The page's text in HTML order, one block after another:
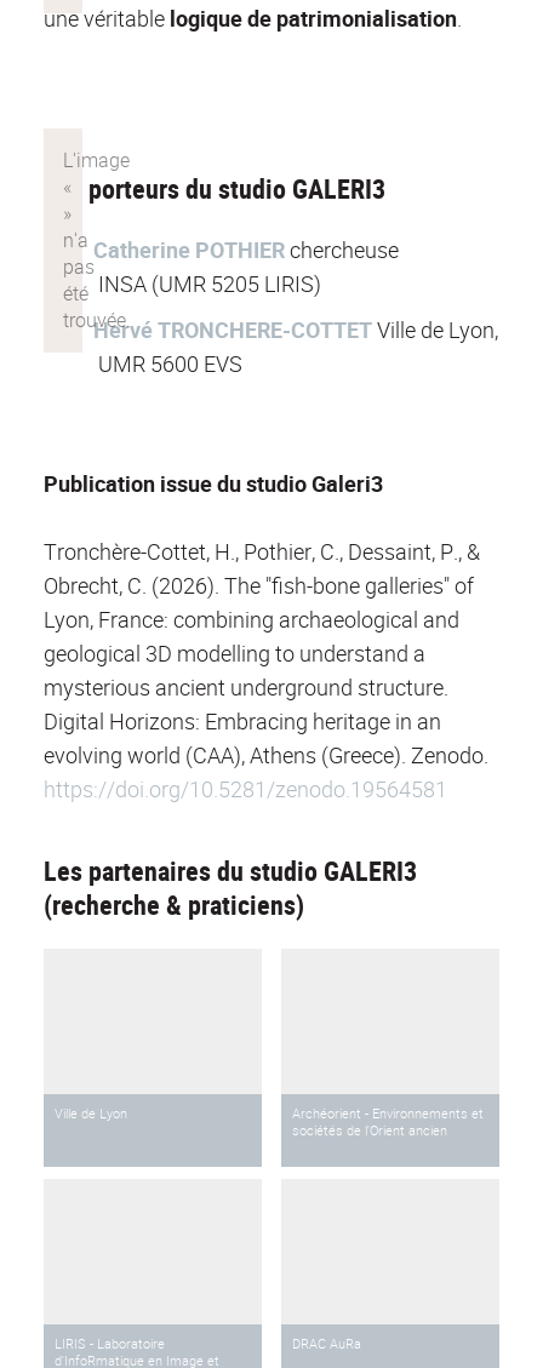
une véritable logique de patrimonialisation
Les porteurs du studio GALERI3
Catherine POTHIERchercheuse
INSA (UMR 5205 LIRIS)
Hervé TRONCHERE-COTTETVille de Lyon,
UMR 5600 EVS
Publication issue du studio Galeri3
Tronchère-Cottet, H., Pothier, C., Dessaint, P., &
Obrecht, C. (2026). The "fish-bone galleries" of
Lyon, France: combining archaeological and
geological 3D modelling to understand a
mysterious ancient underground structure.
Digital Horizons: Embracing heritage in an
evolving world (CAA), Athens (Greece). Zenodo.
https://doi.org/10.5281/zenodo.19564581
Les partenaires du studio GALERI3
(recherche & praticiens)
Ville de Lyon
Archéorient - Environnements et
sociétés de l'Orient ancien
LIRIS - Laboratoire
d'InfoRmatique en Image et
DRAC AuRa